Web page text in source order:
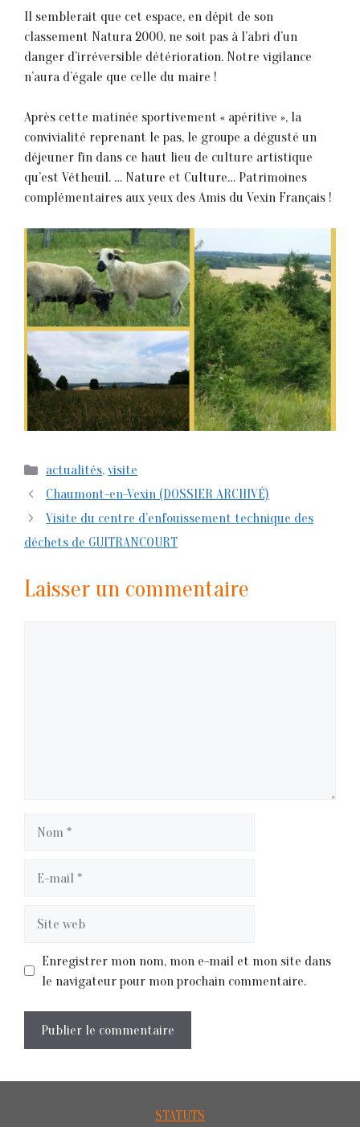
Il semblerait que cet espace, en dépit de son
classement Natura 2000, ne soit pas à l’abri d’un
danger d’irréversible détérioration. Notre vigilance
n’aura d’égale que celle du maire !
Après cette matinée sportivement « apéritive », la
convivialité reprenant le pas, le groupe a dégusté un
déjeuner fin dans ce haut lieu de culture artistique
qu’est Vétheuil. … Nature et Culture… Patrimoines
complémentaires aux yeux des Amis du Vexin Français !
Catégories
actualités,visite
Chaumont-en-Vexin (DOSSIER ARCHIVÉ)
Visite du centre d’enfouissement technique des
déchets de GUITRANCOURT
Laisser un commentaire
Enregistrer mon nom, mon e-mail et mon site dans
le navigateur pour mon prochain commentaire.
STATUTS